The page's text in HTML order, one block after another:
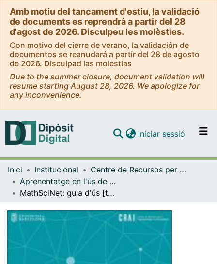
Amb motiu del tancament d'estiu, la validació
de documents es reprendrà a partir del 28
d'agost de 2026. Disculpeu les molèsties.
Con motivo del cierre de verano, la validación de
documentos se reanudará a partir del 28 de agosto
de 2026. Disculpad las molestias
Due to the summer closure, document validation will
resume starting August 28, 2026. We apologize for
any inconvenience.
Navega per tot el DD
Com publicar
Contacte
Iniciar sessió (current)
Inici Institucional
Centre de Recursos per a l'Aprenentatge i la Investigació (CRAI-UB) - Institucional
Aprenentatge en l'ús de serveis i recursos d'informació: tutorials i guies (CRAI-UB)
MathSciNet: guia d'ús [text]. Curs 2019-20